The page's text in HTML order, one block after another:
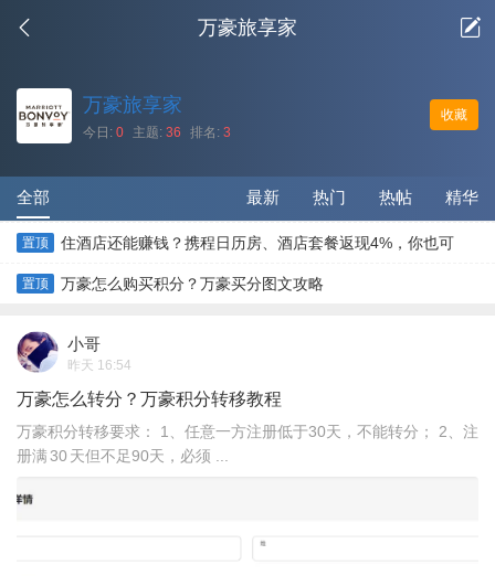
万豪旅享家
收藏
万豪旅享家
今日: 0 主题: 36 排名: 3
全部 精华
热帖
热门
最新
置顶 住酒店还能赚钱？携程日历房、酒店套餐返现4%，你也可
以！
置顶 万豪怎么购买积分？万豪买分图文攻略
小哥
昨天 16:54
万豪怎么转分？万豪积分转移教程
万豪积分转移要求： 1、任意一方注册低于30天，不能转分； 2、注
册满 30 天但不足90天，必须 ...